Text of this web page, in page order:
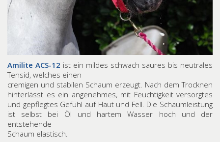
Amilite ACS-12 ist ein mildes schwach saures bis neutrales
Tensid, welches einen
cremigen und stabilen Schaum erzeugt. Nach dem Trocknen
hinterlässt es ein angenehmes, mit Feuchtigkeit versorgtes
und gepflegtes Gefühl auf Haut und Fell. Die Schaumleistung
ist selbst bei Öl und hartem Wasser hoch und der
entstehende
Schaum elastisch.